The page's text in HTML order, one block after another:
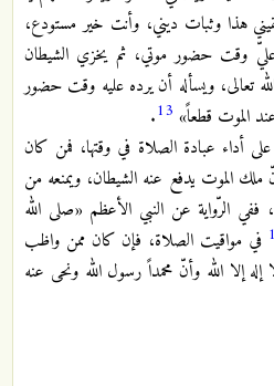
هذا وثبات ديني، وأنت خير مستودع،
عليّ وقت حضور موتي، ثم يخزي الشيطان
تعالى، ويسأله أن يرده عليه وقت حضور
الموت قطعاً» 13
.
على أداء عبادة الصلاة في وقتها، فمن كان
ملك الموت يدفع عنه الشيطان، ويمنعه من
الرّواية عن النبي الأعظم «صلى الله
في مواقيت الصلاة، فإن كان ممن واظب
إله إلا الله وأنّ محمداً رسول الله ونحى عنه